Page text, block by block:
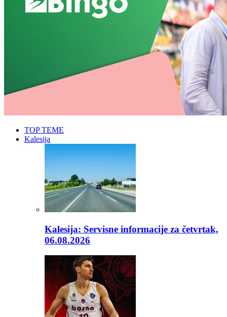
TOP TEME
Kalesija
Kalesija: Servisne informacije za četvrtak,
06.08.2026